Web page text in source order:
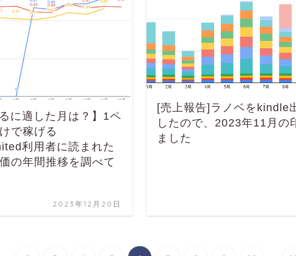
に適した月は？】1ペ
で稼げる
利用者に読まれた
の年間推移を調べて
2023年12月20日
[売上報告]ラノベをkindle
したので、2023年11月の
ました